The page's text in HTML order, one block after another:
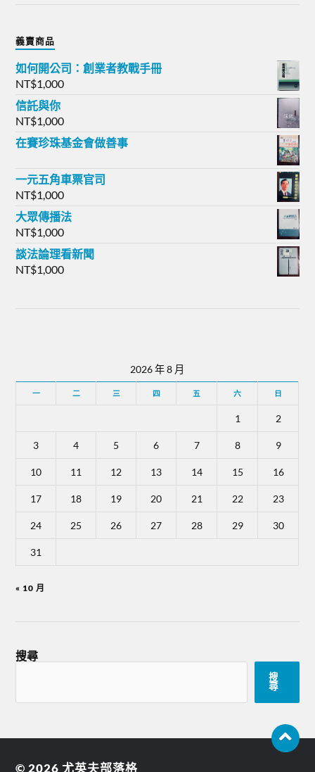
義賣商品
如何開公司：創業者教戰手冊
NT$1,000
信託與你
NT$1,000
在賽珍珠基金會做善事
一元五角車票官司
NT$1,000
大眾傳播法
NT$1,000
談法論理看新聞
NT$1,000
2026 年 8 月
一 二 三 四 五 六 日
1 2
3 4 5 6 7 8 9
10 11 12 13 14 15 16
17 18 19 20 21 22 23
24 25 26 27 28 29 30
31
« 10 月
搜尋
搜
尋
© 2026 尤英夫部落格